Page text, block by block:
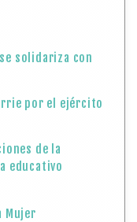
solidariza con
por el ejército
de la
educativo
Mujer